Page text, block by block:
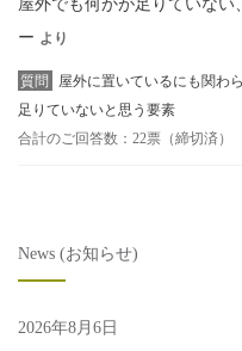
屋外でも何かが足りていな
ー より
質問
屋外に置いているにも関わ
足りていないと思う要素
合計のご回答数：22票（締切済）
News (お知らせ)
2026年8月6日